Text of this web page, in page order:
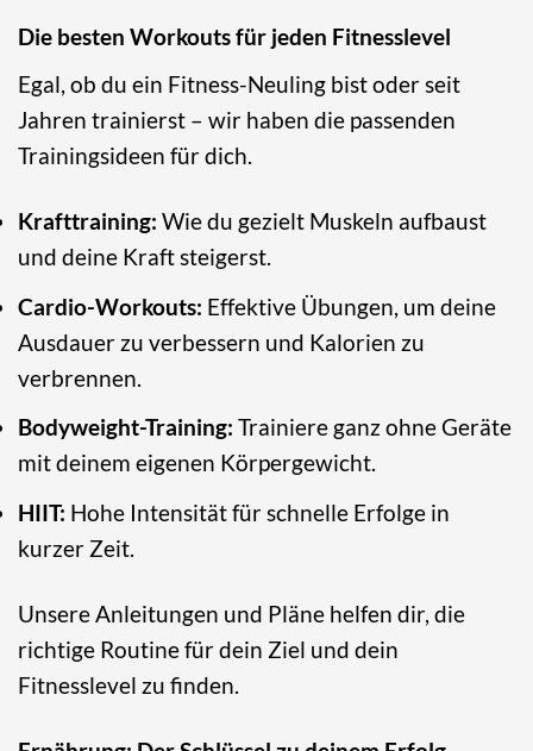
Die besten Workouts für jeden Fitnesslevel
Egal, ob du ein Fitness-Neuling bist oder seit
Jahren trainierst – wir haben die passenden
Trainingsideen für dich.
Krafttraining: Wie du gezielt Muskeln aufbaust
und deine Kraft steigerst.
Cardio-Workouts: Effektive Übungen, um deine
Ausdauer zu verbessern und Kalorien zu
verbrennen.
Bodyweight-Training: Trainiere ganz ohne Geräte
mit deinem eigenen Körpergewicht.
HIIT: Hohe Intensität für schnelle Erfolge in
kurzer Zeit.
Unsere Anleitungen und Pläne helfen dir, die
richtige Routine für dein Ziel und dein
Fitnesslevel zu finden.